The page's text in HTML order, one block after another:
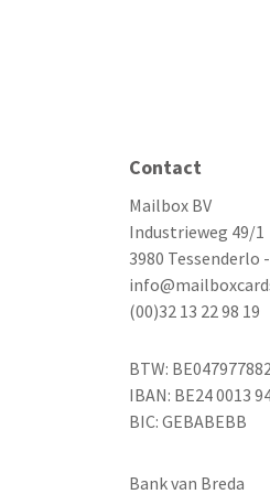
Contact
Mailbox BV
Industrieweg 49/1
3980 Tessenderlo
(00)32 13 22 98 19
BTW:
IBAN: BE24 0013
BIC: GEBABEBB
Bank van Breda